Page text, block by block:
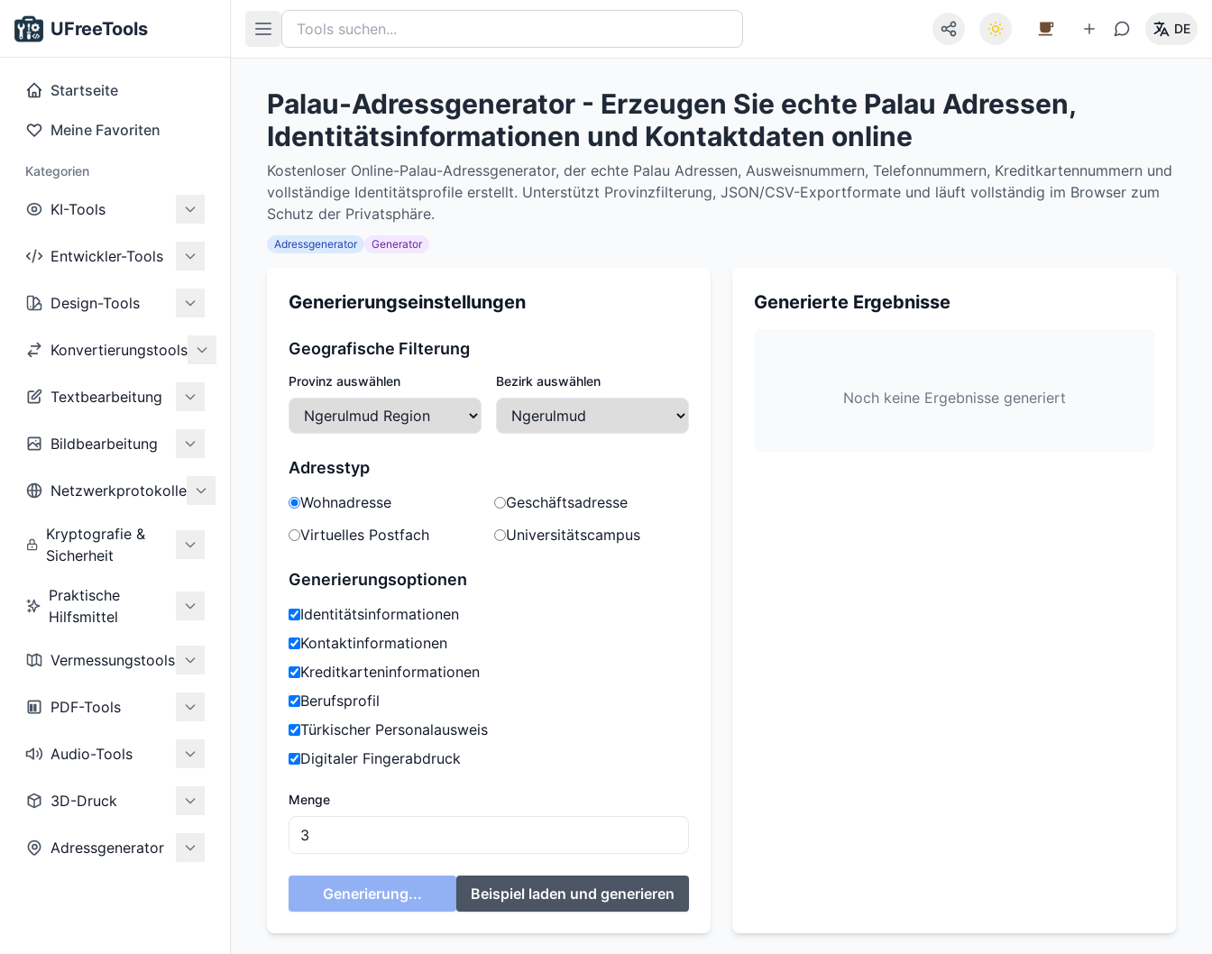
UFreeTools
Startseite
Meine Favoriten
Kategorien
KI-Tools
Entwickler-Tools
Design-Tools
Konvertierungstools
Textbearbeitung
Bildbearbeitung
Netzwerkprotokolle
Kryptografie &
Sicherheit
Praktische
Hilfsmittel
Vermessungstools
PDF-Tools
Audio-Tools
3D-Druck
Adressgenerator
DE
Palau-Adressgenerator - Erzeugen Sie echte Palau Adressen,
Identitätsinformationen und Kontaktdaten online
Kostenloser Online-Palau-Adressgenerator, der echte Palau Adressen, Ausweisnummern, Telefonnummern, Kreditkartennummern und
vollständige Identitätsprofile erstellt. Unterstützt Provinzfilterung, JSON/CSV-Exportformate und läuft vollständig im Browser zum
Schutz der Privatsphäre.
Adressgenerator Generator
Generierungseinstellungen
Geografische Filterung
Provinz auswählen Bezirk auswählen
Adresstyp
Wohnadresse
Geschäftsadresse
Virtuelles Postfach
Universitätscampus
Generierungsoptionen
Identitätsinformationen
Kontaktinformationen
Kreditkarteninformationen
Berufsprofil
Türkischer Personalausweis
Digitaler Fingerabdruck
Menge
Generierung... Beispiel laden und generieren
Generierte Ergebnisse
Noch keine Ergebnisse generiert